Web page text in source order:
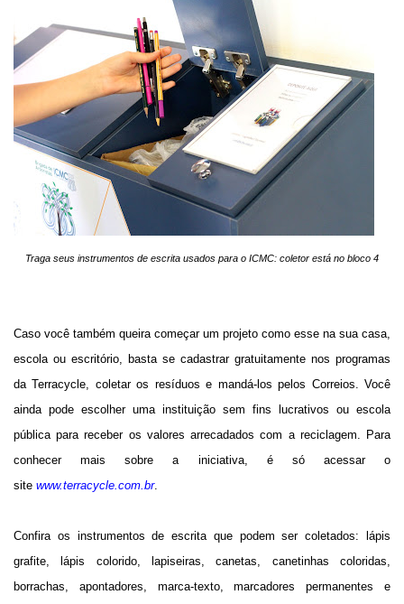
Traga seus instrumentos de escrita usados para o ICMC: coletor está no bloco 4
Caso você também queira começar um projeto como esse na sua casa,
escola ou escritório, basta se cadastrar gratuitamente nos programas
da Terracycle, coletar os resíduos e mandá-los pelos Correios. Você
ainda pode escolher uma instituição sem fins lucrativos ou escola
pública para receber os valores arrecadados com a reciclagem. Para
conhecer mais sobre a iniciativa, é só acessar o
site www.terracycle.com.br.
Confira os instrumentos de escrita que podem ser coletados: lápis
grafite, lápis colorido, lapiseiras, canetas, canetinhas coloridas,
borrachas, apontadores, marca-texto, marcadores permanentes e